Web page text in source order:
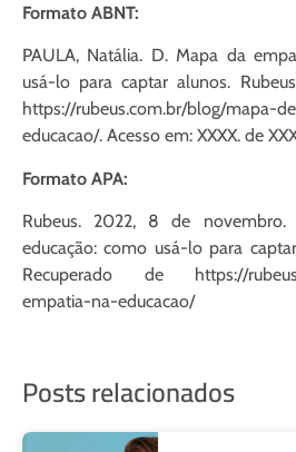
Formato ABNT:
PAULA, Natália. D. Mapa da
usá-lo para captar alunos.
https://rubeus.com.br/blog/mapa-
educacao/. Acesso em: XXXX. de
Formato APA:
Rubeus. 2022, 8 de
educação: como usá-lo para
Recuperado de https://
empatia-na-educacao/
Posts relacionados